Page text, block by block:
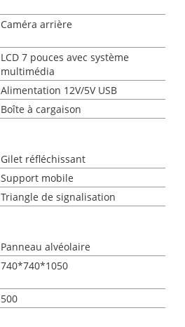
Caméra arrière
LCD 7 pouces avec système
multimédia
Alimentation 12V/5V USB
Boîte à cargaison
Gilet réfléchissant
Support mobile
Triangle de signalisation
Panneau alvéolaire
740*740*1050
500